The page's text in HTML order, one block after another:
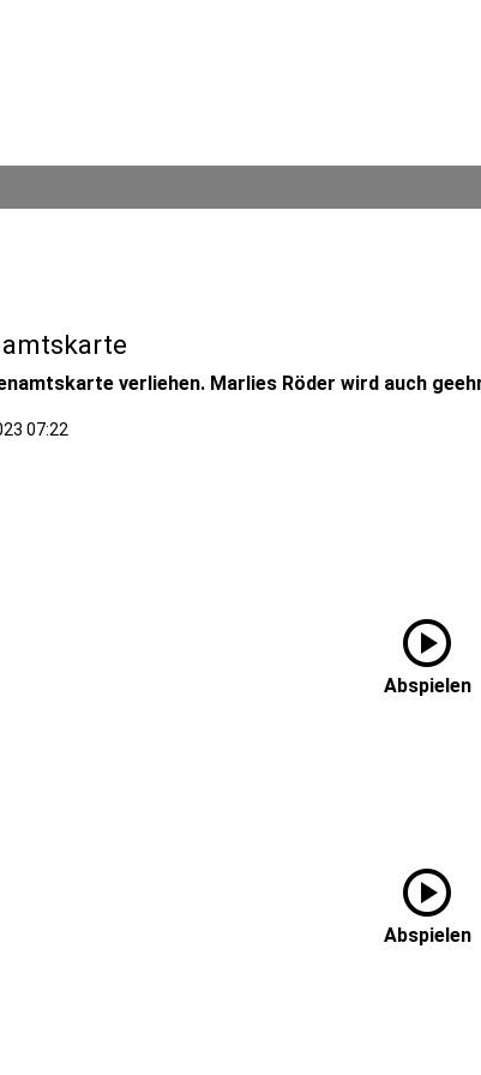
verliehen. Marlies Röder wird auch
07:22
play_circle
Abspielen
play_circle
Abspielen